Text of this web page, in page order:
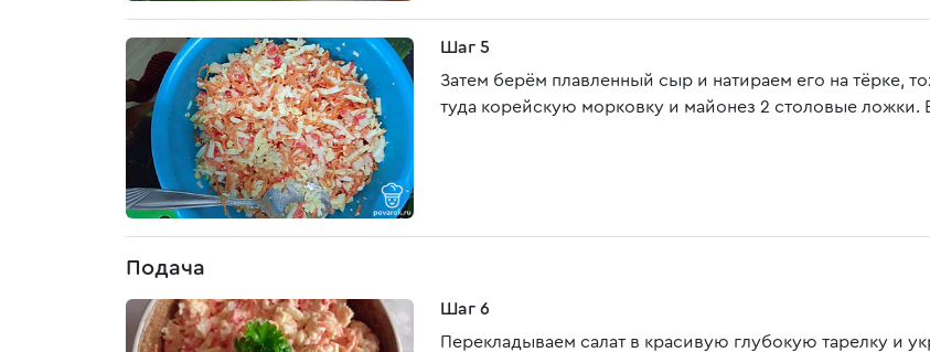
Шаг 5
Затем берём плавленный сыр и натираем его на тёрке,
туда корейскую морковку и майонез 2 столовые
Подача
Шаг 6
Перекладываем салат в красивую глубокую тарелку и